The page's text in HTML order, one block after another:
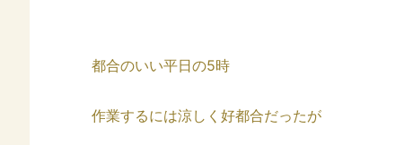
都合のいい平日の5時
作業するには涼しく好都合だったが